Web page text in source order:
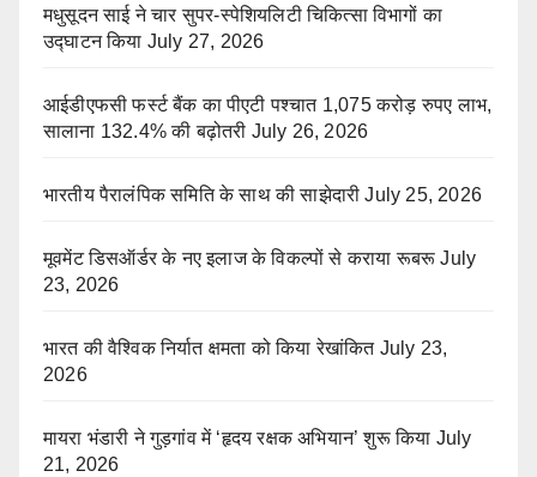
मधुसूदन साई ने चार सुपर-स्पेशियलिटी चिकित्सा विभागों का
उद्घाटन किया July 27, 2026
आईडीएफसी फर्स्ट बैंक का पीएटी पश्चात 1,075 करोड़ रुपए लाभ,
सालाना 132.4% की बढ़ोतरी July 26, 2026
भारतीय पैरालंपिक समिति के साथ की साझेदारी July 25, 2026
मूवमेंट डिसऑर्डर के नए इलाज के विकल्पों से कराया रूबरू July
23, 2026
भारत की वैश्विक निर्यात क्षमता को किया रेखांकित July 23,
2026
मायरा भंडारी ने गुड़गांव में ‘हृदय रक्षक अभियान’ शुरू किया July
21, 2026